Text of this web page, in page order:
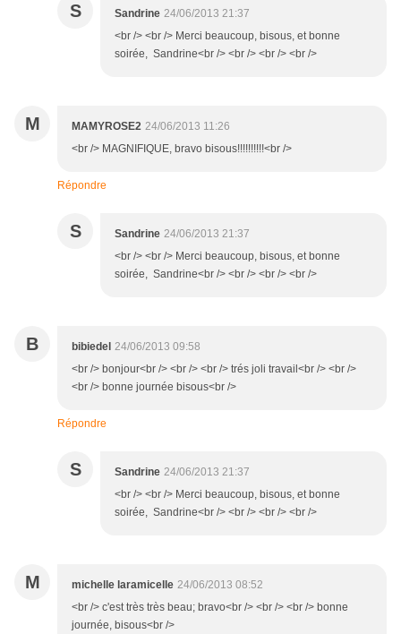
S Sandrine 24/06/2013 21:37
<br /> <br /> Merci beaucoup, bisous, et bonne
soirée, Sandrine<br /> <br /> <br /> <br />
M MAMYROSE2 24/06/2013 11:26
<br /> MAGNIFIQUE, bravo bisous!!!!!!!!!!<br />
Répondre
S Sandrine 24/06/2013 21:37
<br /> <br /> Merci beaucoup, bisous, et bonne
soirée, Sandrine<br /> <br /> <br /> <br />
B bibiedel 24/06/2013 09:58
<br /> bonjour<br /> <br /> <br /> trés joli travail<br /> <br />
<br /> bonne journée bisous<br />
Répondre
S Sandrine 24/06/2013 21:37
<br /> <br /> Merci beaucoup, bisous, et bonne
soirée, Sandrine<br /> <br /> <br /> <br />
M michelle laramicelle 24/06/2013 08:52
<br /> c'est très très beau; bravo<br /> <br /> <br /> bonne
journée, bisous<br />